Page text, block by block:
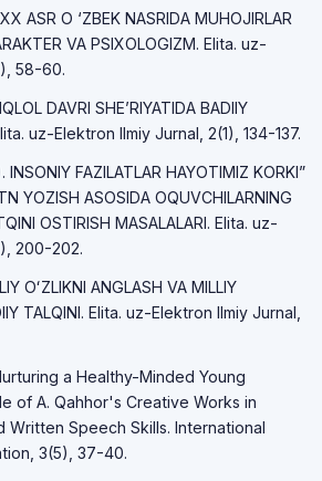
ASR O ‘ZBEK NASRIDA MUHOJIRLAR
VA PSIXOLOGIZM. Elita. uz-
58-60.
DAVRI SHE’RIYATIDA BADIIY
uz-Elektron Ilmiy Jurnal, 2(1), 134-137.
FAZILATLAR HAYOTIMIZ KORKI”
YOZISH ASOSIDA OQUVCHILARNING
OSTIRISH MASALALARI. Elita. uz-
200-202.
OʻZLIKNI ANGLASH VA MILLIY
TALQINI. Elita. uz-Elektron Ilmiy Jurnal,
a Healthy-Minded Young
of A. Qahhor's Creative Works in
Written Speech Skills. International
3(5), 37-40.